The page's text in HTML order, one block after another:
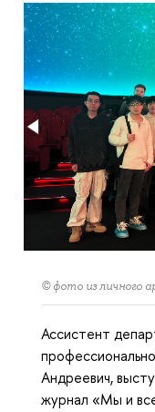
© фото из личного
Ассистент
Андреевич,
журнал «Мы и